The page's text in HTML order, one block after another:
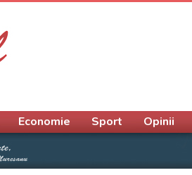
Economie Sport Opinii